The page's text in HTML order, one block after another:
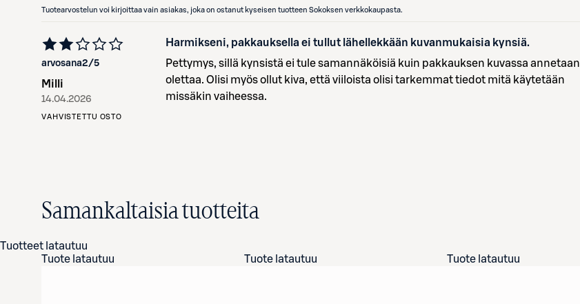
Tuotearvostelun voi kirjoittaa vain asiakas, joka on ostanut kyseisen tuotteen Sokoksen verkkokaupasta.
arvosana2/5
Milli
14.04.2026
VAHVISTETTU OSTO
Harmikseni, pakkauksella ei tullut lähellekkään kuvanmukaisia kynsiä.
Pettymys, sillä kynsistä ei tule samannäköisiä kuin pakkauksen kuvassa annetaan
olettaa. Olisi myös ollut kiva, että viiloista olisi tarkemmat tiedot mitä käytetään
missäkin vaiheessa.
Samankaltaisia tuotteita
Tuotteet latautuu
Tuote latautuu
Tuote latautuu Tuote latautuu